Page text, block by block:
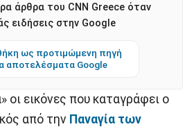
άρθρα του CNN Greece όταν
ειδήσεις στην Google
ως προτιμώμενη πηγή
αποτελέσματα Google
οι εικόνες που καταγράφει ο
από την Παναγία των